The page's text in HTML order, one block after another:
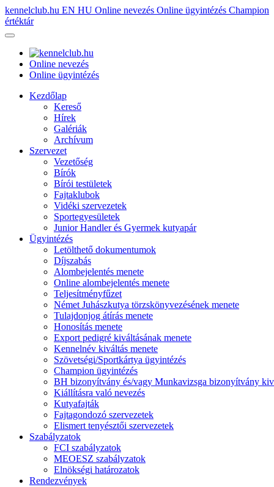
kennelclub.hu EN HU Online nevezés Online ügyintézés Champion
értéktár
Online nevezés
Online ügyintézés
Kezdőlap
Kereső
Hírek
Galériák
Archívum
Szervezet
Vezetőség
Bírók
Bírói testületek
Fajtaklubok
Vidéki szervezetek
Sportegyesületek
Junior Handler és Gyermek kutyapár
Ügyintézés
Letölthető dokumentumok
Díjszabás
Alombejelentés menete
Online alombejelentés menete
Teljesítményfűzet
Német Juhászkutya törzskönyvezésének menete
Tulajdonjog átírás menete
Honosítás menete
Export pedigré kiváltásának menete
Kennelnév kiváltás menete
Szövetségi/Sportkártya ügyintézés
Champion ügyintézés
BH bizonyítvány és/vagy Munkavizsga bizonyítvány
Kiállításra való nevezés
Kutyafajták
Fajtagondozó szervezetek
Elismert tenyésztői szervezetek
Szabályzatok
FCI szabályzatok
MEOESZ szabályzatok
Elnökségi határozatok
Rendezvények